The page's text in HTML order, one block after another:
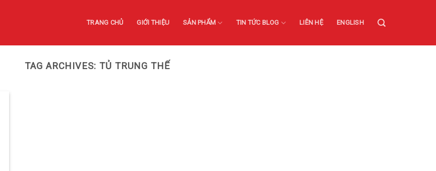
TRANG CHỦ GIỚI THIỆU SẢN PHẨM TIN TỨC BLOG LIÊN HỆ ENGLISH
TAG ARCHIVES: TỦ TRUNG THẾ